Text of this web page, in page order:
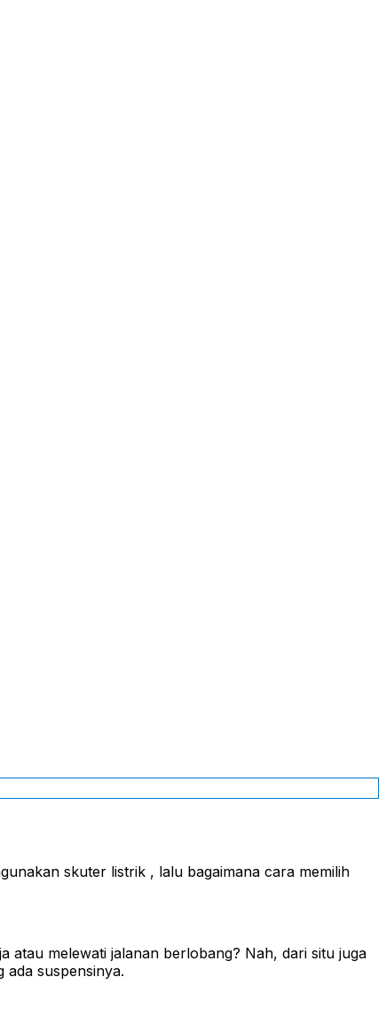
skuter listrik , lalu bagaimana cara memilih
atau melewati jalanan berlobang? Nah, dari situ juga
suspensinya.